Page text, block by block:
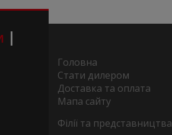
Головна
Стати дилером
Доставка та оплата
Мапа сайту
Філії та представництва